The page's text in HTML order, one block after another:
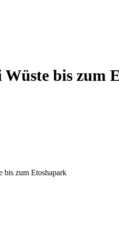
bis zum
bis zum Etoshapark